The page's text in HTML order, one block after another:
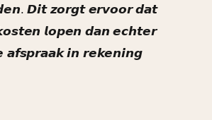
𝘿𝙞𝙩 𝙯𝙤𝙧𝙜𝙩 𝙚𝙧𝙫𝙤𝙤𝙧 𝙙𝙖𝙩
𝙡𝙤𝙥𝙚𝙣 𝙙𝙖𝙣 𝙚𝙘𝙝𝙩𝙚𝙧
𝙞𝙣 𝙧𝙚𝙠𝙚𝙣𝙞𝙣𝙜